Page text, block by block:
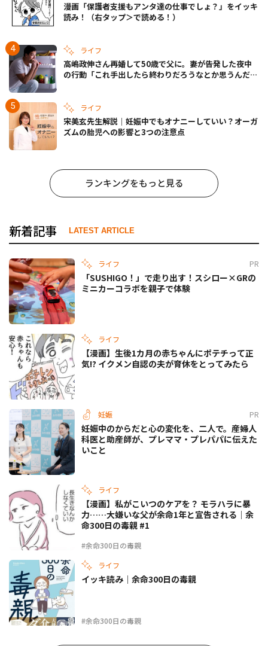
漫画「保護者支援もアンタ達の仕事でしょ？」をイッキ
読み！（右タップ＞で読める！）
ライフ
高嶋政伸さん再婚して50歳で父に。妻が告発した夜中
の行動「これ手出したら終わりだろうなとか思うんだけ
ライフ
宋美玄先生解説｜妊娠中でもオナニーしていい？オーガ
ズムの胎児への影響と3つの注意点
ランキングをもっと見る
新着記事 LATEST ARTICLE
ライフ PR
「SUSHIGO！」で走り出す！スシロー×GRの
ミニカーコラボを親子で体験
ライフ
【漫画】生後1カ月の赤ちゃんにポテチって正
気!? イクメン自認の夫が育休をとってみたら
妊娠 PR
妊娠中のからだと心の変化を、二人で。産婦人
科医と助産師が、プレママ・プレパパに伝えた
いこと
ライフ
#余命300日の毒親
【漫画】私がこいつのケアを？ モラハラに暴
力……大嫌いな父が余命1年と宣告される｜余
命300日の毒親 #1
ライフ
#余命300日の毒親
イッキ読み｜余命300日の毒親